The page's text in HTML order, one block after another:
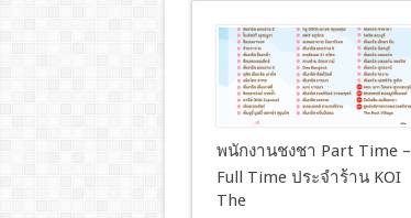
พนักงานชงชา Part Time –
Full Time ประจำร้าน KOI
The